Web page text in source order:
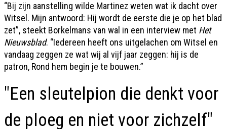
“Bij zijn aanstelling wilde Martinez weten wat ik dacht over
Witsel. Mijn antwoord: Hij wordt de eerste die je op het blad
zet”, steekt Borkelmans van wal in een interview met Het
Nieuwsblad. “Iedereen heeft ons uitgelachen om Witsel en
vandaag zeggen ze wat wij al vijf jaar zeggen: hij is de
patron, Rond hem begin je te bouwen.”
"Een sleutelpion die denkt voor
de ploeg en niet voor zichzelf"